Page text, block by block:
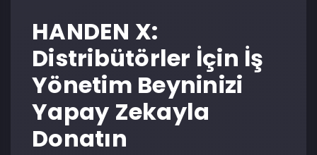
HANDEN X:
Distribütörler İçin İş
Yönetim Beyninizi
Yapay Zekayla
Donatın